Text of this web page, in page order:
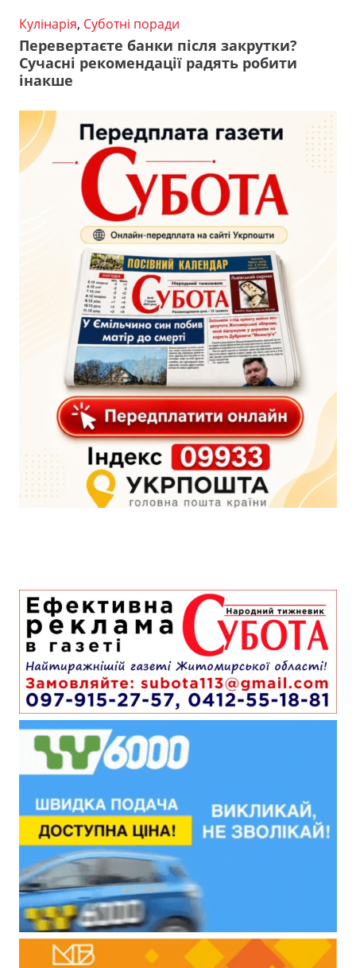
Кулінарія, Суботні поради
Перевертаєте банки після закрутки?
Сучасні рекомендації радять робити
інакше